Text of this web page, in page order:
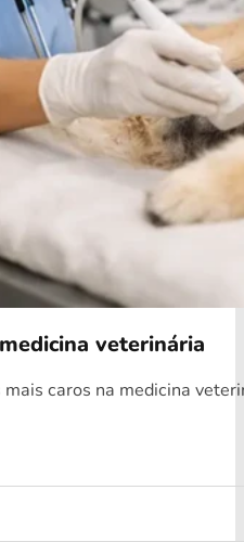
veterinária
caros na medicina